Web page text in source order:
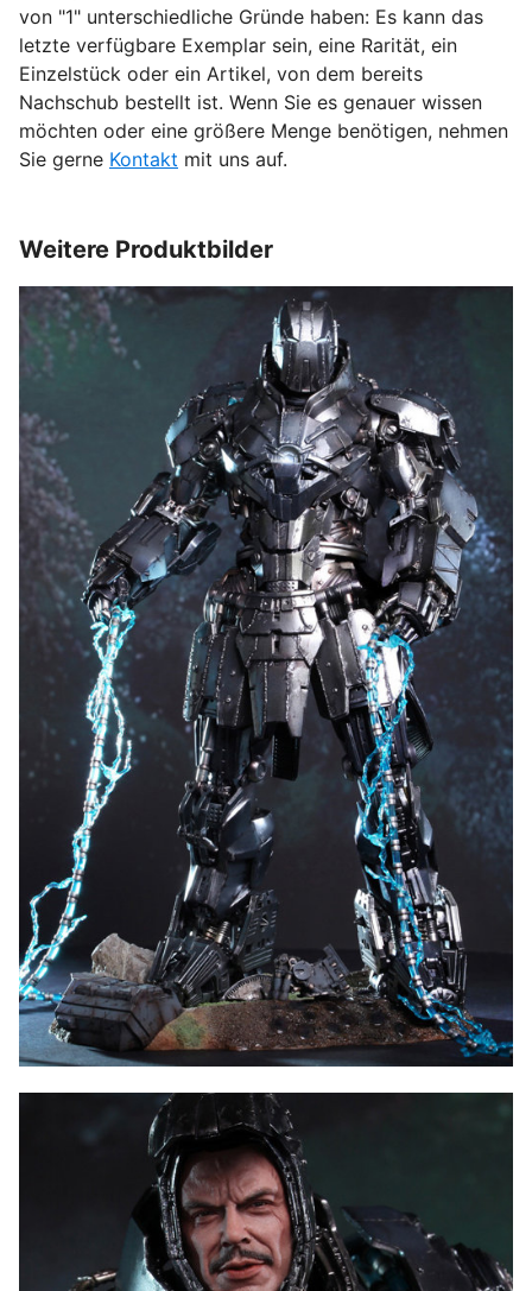
von "1" unterschiedliche Gründe haben: Es kann das
letzte verfügbare Exemplar sein, eine Rarität, ein
Einzelstück oder ein Artikel, von dem bereits
Nachschub bestellt ist. Wenn Sie es genauer wissen
möchten oder eine größere Menge benötigen, nehmen
Sie gerne Kontakt mit uns auf.
Weitere Produktbilder